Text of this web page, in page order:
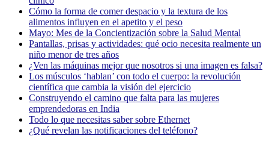
Cómo la forma de comer despacio y la textura de los
alimentos influyen en el apetito y el peso
Mayo: Mes de la Concientización sobre la Salud Mental
Pantallas, prisas y actividades: qué ocio necesita realmente un
niño menor de tres años
¿Ven las máquinas mejor que nosotros si una imagen es falsa?
Los músculos ‘hablan’ con todo el cuerpo: la revolución
científica que cambia la visión del ejercicio
Construyendo el camino que falta para las mujeres
emprendedoras en India
Todo lo que necesitas saber sobre Ethernet
¿Qué revelan las notificaciones del teléfono?